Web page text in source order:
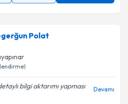
Polat
bilgi aktarımı yapması
Devamı